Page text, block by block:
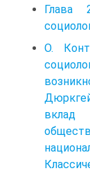
Глава
О.
вклад